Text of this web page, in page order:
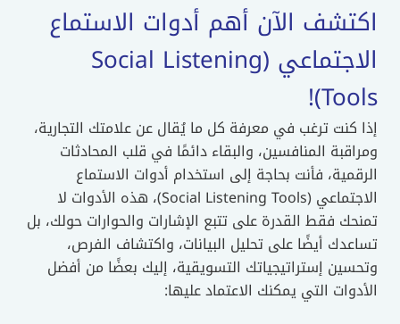
اكتشف الآن أهم أدوات الاستماع
الاجتماعي (Social Listening
Tools)!
إذا كنت ترغب في معرفة كل ما يُقال عن علامتك التجارية،
ومراقبة المنافسين، والبقاء دائمًا في قلب المحادثات
الرقمية، فأنت بحاجة إلى استخدام أدوات الاستماع
الاجتماعي (Social Listening Tools)، هذه الأدوات لا
تمنحك فقط القدرة على تتبع الإشارات والحوارات حولك، بل
تساعدك أيضًا على تحليل البيانات، واكتشاف الفرص،
وتحسين إستراتيجياتك التسويقية، إليك بعضًا من أفضل
الأدوات التي يمكنك الاعتماد عليها: